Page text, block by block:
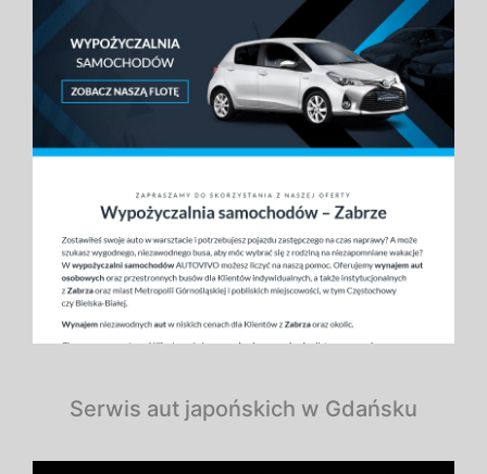
Serwis aut japońskich w Gdańsku